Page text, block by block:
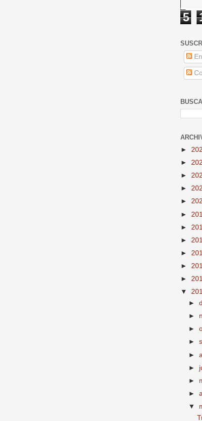
5
►
►
►
►
►
►
►
►
►
►
►
▼
►
►
►
►
►
►
►
►
▼